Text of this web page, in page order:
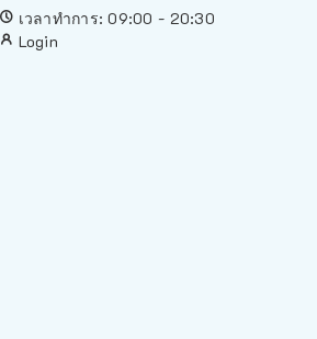
เวลาทำการ: 09:00 - 20:30
Login